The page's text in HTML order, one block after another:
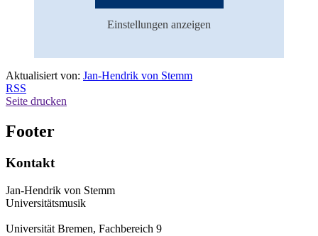
Einstellungen anzeigen
Aktualisiert von: Jan-Hendrik von Stemm
RSS
Seite drucken
Footer
Kontakt
Jan-Hendrik von Stemm
Universitätsmusik
Universität Bremen, Fachbereich 9